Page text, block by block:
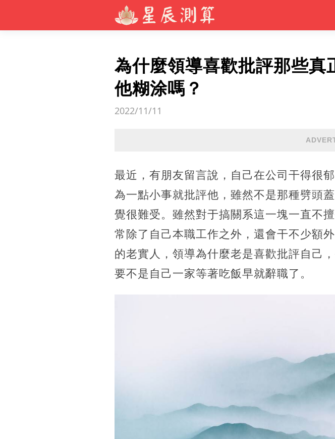
為什麼領導喜歡批評那些真
他糊涂嗎？
2022/11/11
最近，有朋友留言說，自己在公司干得很
為一點小事就批評他，雖然不是那種劈頭
覺很難受。雖然對于搞關系這一塊一直不
常除了自己本職工作之外，還會干不少額
的老實人，領導為什麼老是喜歡批評自己
要不是自己一家等著吃飯早就辭職了。